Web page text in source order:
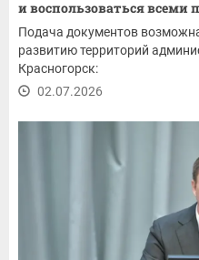
и воспользоваться
Подача документов
развитию территорий
Красногорск:
02.07.2026